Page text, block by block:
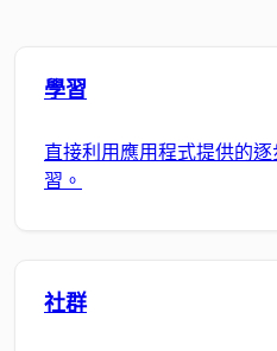
學習
直接利用應用程式提供的
習。
社群